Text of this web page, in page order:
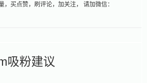
买点赞，刷评论，加关注， 请加微信：
吸粉建议